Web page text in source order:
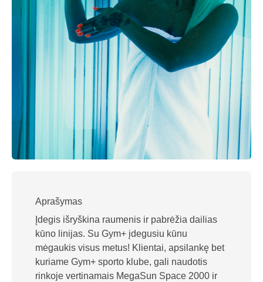
Aprašymas
Įdegis išryškina raumenis ir pabrėžia dailias
kūno linijas. Su Gym+ įdegusiu kūnu
mėgaukis visus metus! Klientai, apsilankę bet
kuriame Gym+ sporto klube, gali naudotis
rinkoje vertinamais MegaSun Space 2000 ir